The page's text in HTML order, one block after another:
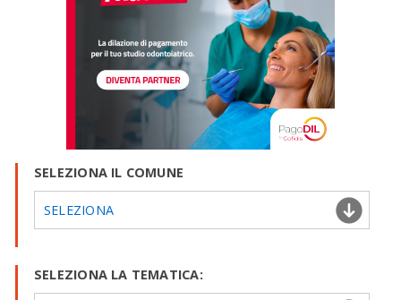
SELEZIONA IL COMUNE
SELEZIONA
SELEZIONA LA TEMATICA: